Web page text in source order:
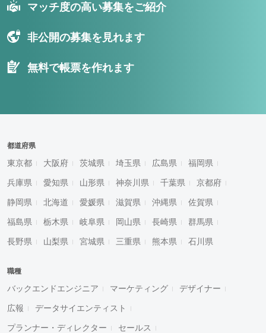
マッチ度の高い募集をご紹介
非公開の募集を見れます
無料で帳票を作れます
都道府県
東京都 大阪府 茨城県 埼玉県 広島県 福岡県
兵庫県 愛知県 山形県 神奈川県 千葉県 京都府
静岡県 北海道 愛媛県 滋賀県 沖縄県 佐賀県
福島県 栃木県 岐阜県 岡山県 長崎県 群馬県
長野県 山梨県 宮城県 三重県 熊本県 石川県
職種
バックエンドエンジニア マーケティング デザイナー
広報 データサイエンティスト
プランナー・ディレクター セールス